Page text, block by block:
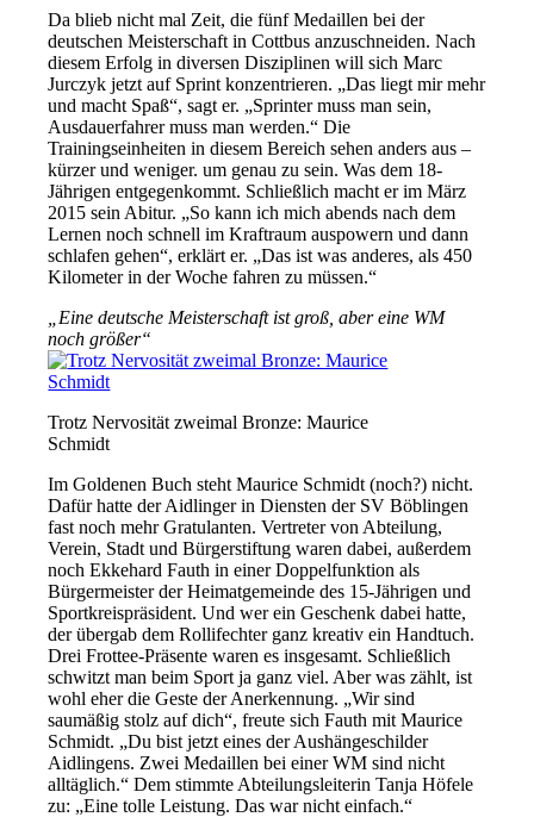
Da blieb nicht mal Zeit, die fünf Medaillen bei der
deutschen Meisterschaft in Cottbus anzuschneiden. Nach
diesem Erfolg in diversen Disziplinen will sich Marc
Jurczyk jetzt auf Sprint konzentrieren. „Das liegt mir mehr
und macht Spaß“, sagt er. „Sprinter muss man sein,
Ausdauerfahrer muss man werden.“ Die
Trainingseinheiten in diesem Bereich sehen anders aus –
kürzer und weniger. um genau zu sein. Was dem 18-
Jährigen entgegenkommt. Schließlich macht er im März
2015 sein Abitur. „So kann ich mich abends nach dem
Lernen noch schnell im Kraftraum auspowern und dann
schlafen gehen“, erklärt er. „Das ist was anderes, als 450
Kilometer in der Woche fahren zu müssen.“
„Eine deutsche Meisterschaft ist groß, aber eine WM
noch größer“
Trotz Nervosität zweimal Bronze: Maurice
Schmidt
Im Goldenen Buch steht Maurice Schmidt (noch?) nicht.
Dafür hatte der Aidlinger in Diensten der SV Böblingen
fast noch mehr Gratulanten. Vertreter von Abteilung,
Verein, Stadt und Bürgerstiftung waren dabei, außerdem
noch Ekkehard Fauth in einer Doppelfunktion als
Bürgermeister der Heimatgemeinde des 15-Jährigen und
Sportkreispräsident. Und wer ein Geschenk dabei hatte,
der übergab dem Rollifechter ganz kreativ ein Handtuch.
Drei Frottee-Präsente waren es insgesamt. Schließlich
schwitzt man beim Sport ja ganz viel. Aber was zählt, ist
wohl eher die Geste der Anerkennung. „Wir sind
saumäßig stolz auf dich“, freute sich Fauth mit Maurice
Schmidt. „Du bist jetzt eines der Aushängeschilder
Aidlingens. Zwei Medaillen bei einer WM sind nicht
alltäglich.“ Dem stimmte Abteilungsleiterin Tanja Höfele
zu: „Eine tolle Leistung. Das war nicht einfach.“